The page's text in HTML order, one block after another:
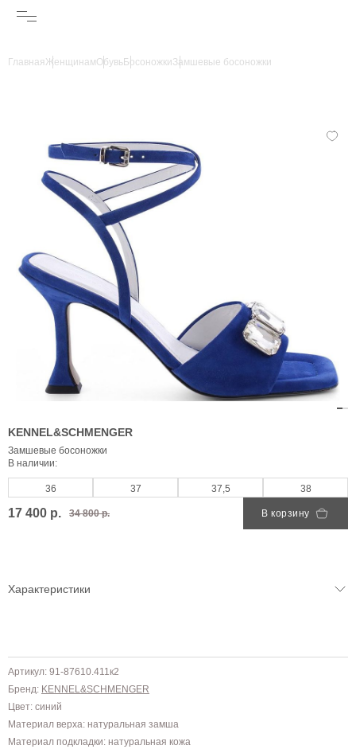
ГлавнаяЖенщинамОбувьБосоножкиЗамшевые босоножки
KENNEL&SCHMENGER
Замшевые босоножки
В наличии:
36 37 37,5 38
17 400 р. 34 800 р. В корзину
Характеристики
Артикул: 91-87610.411к2
Бренд: KENNEL&SCHMENGER
Цвет: синий
Материал верха: натуральная замша
Материал подкладки: натуральная кожа